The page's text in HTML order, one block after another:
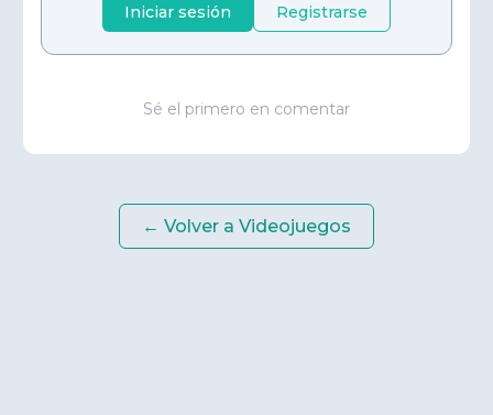
Iniciar sesión Registrarse
Sé el primero en comentar
← Volver a Videojuegos